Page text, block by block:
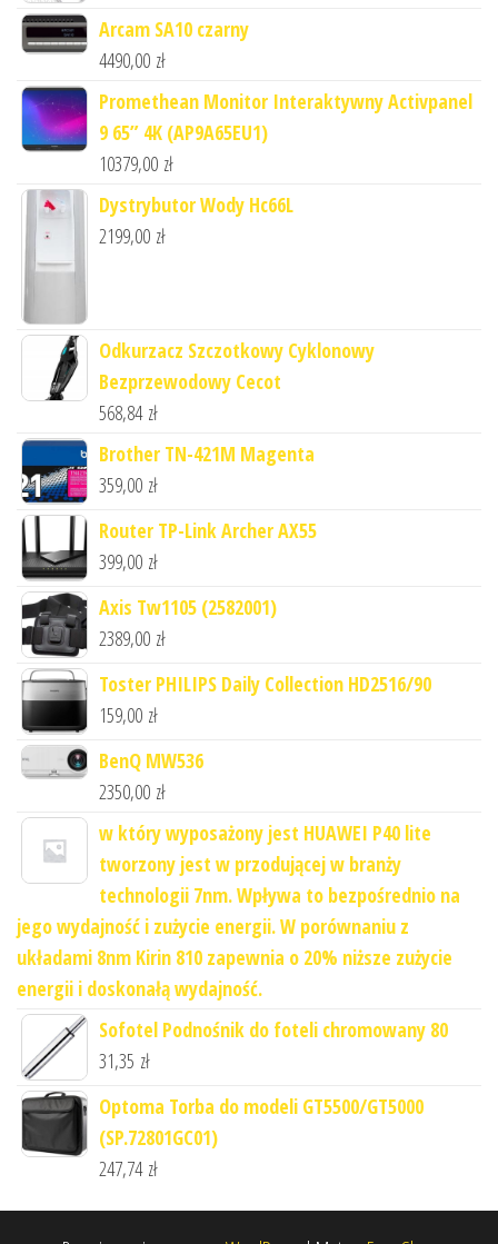
Arcam SA10 czarny
4490,00 zł
Promethean Monitor Interaktywny Activpanel
9 65” 4K (AP9A65EU1)
10379,00 zł
Dystrybutor Wody Hc66L
2199,00 zł
Odkurzacz Szczotkowy Cyklonowy
Bezprzewodowy Cecot
568,84 zł
Brother TN-421M Magenta
359,00 zł
Router TP-Link Archer AX55
399,00 zł
Axis Tw1105 (2582001)
2389,00 zł
Toster PHILIPS Daily Collection HD2516/90
159,00 zł
BenQ MW536
2350,00 zł
w który wyposażony jest HUAWEI P40 lite
tworzony jest w przodującej w branży
technologii 7nm. Wpływa to bezpośrednio na
jego wydajność i zużycie energii. W porównaniu z
układami 8nm Kirin 810 zapewnia o 20% niższe zużycie
energii i doskonałą wydajność.
Sofotel Podnośnik do foteli chromowany 80
31,35 zł
Optoma Torba do modeli GT5500/GT5000
(SP.72801GC01)
247,74 zł